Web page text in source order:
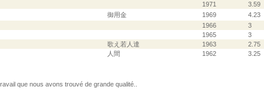
1971
3.59
御用金
1969
4.23
1966
3
1965
3
歌え若人達
1963
2.75
人間
1962 3.25
que nous avons trouvé de grande qualité..